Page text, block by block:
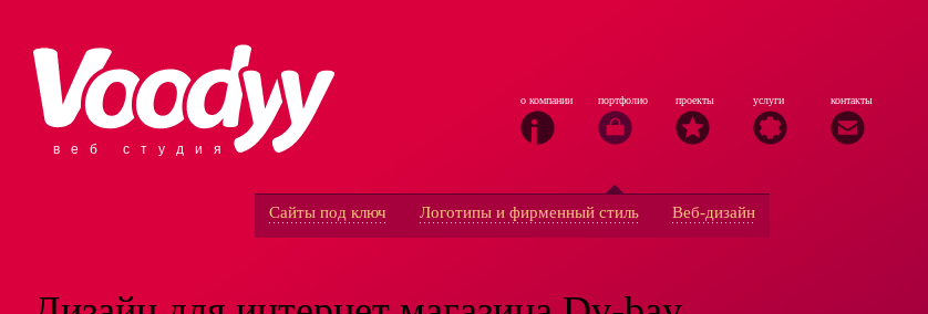
веб студия
о компании портфолио
Сайты под ключ Логотипы и фирменный стиль Веб-дизайн
проекты услуги контакты